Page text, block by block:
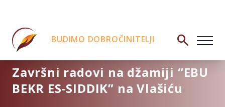
BUDIMO DOBROČINITELJI search
Završni radovi na džamiji “EBU
BEKR ES-SIDDIK” na Vlašiću